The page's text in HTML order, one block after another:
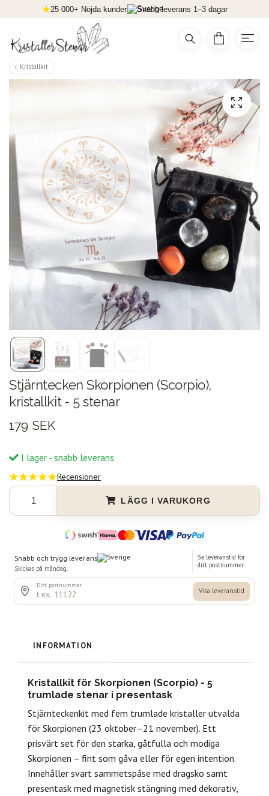
25 000+ Nöjda kunder Snabb leverans 1–3 dagar
Kristallkit
Stjärntecken Skorpionen (Scorpio),
kristallkit - 5 stenar
179 SEK
I lager - snabb leverans
Recensioner
LÄGG I VARUKORG
INFORMATION
Kristallkit för Skorpionen (Scorpio) - 5
trumlade stenar i presentask
Stjärnteckenkit med fem trumlade kristaller utvalda
för Skorpionen (23 oktober–21 november). Ett
prisvärt set för den starka, gåtfulla och modiga
Skorpionen – fint som gåva eller för egen intention.
Innehåller svart sammetspåse med dragsko samt
presentask med magnetisk stängning med dekorativ,